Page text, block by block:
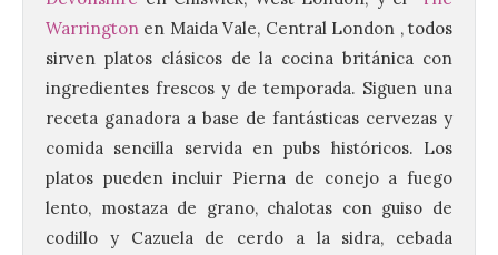
Warrington en Maida Vale, Central London , todos
sirven platos clásicos de la cocina británica con
ingredientes frescos y de temporada. Siguen una
receta ganadora a base de fantásticas cervezas y
comida sencilla servida en pubs históricos. Los
platos pueden incluir Pierna de conejo a fuego
lento, mostaza de grano, chalotas con guiso de
codillo y Cazuela de cerdo a la sidra, cebada
La UPSA impulsa la
creación musical con el I
Concurso Internacional de
Composición Coral Sacra
8 Ago 2026